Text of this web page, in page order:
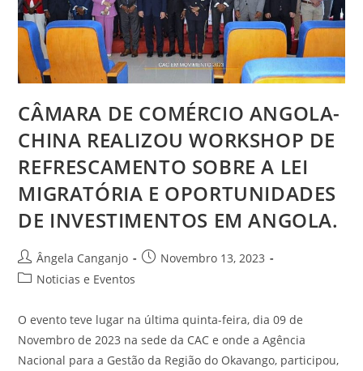
CÂMARA DE COMÉRCIO ANGOLA-
CHINA REALIZOU WORKSHOP DE
REFRESCAMENTO SOBRE A LEI
MIGRATÓRIA E OPORTUNIDADES
DE INVESTIMENTOS EM ANGOLA.
Ângela Canganjo
Novembro 13, 2023
Noticias e Eventos
O evento teve lugar na última quinta-feira, dia 09 de
Novembro de 2023 na sede da CAC e onde a Agência
Nacional para a Gestão da Região do Okavango, participou,